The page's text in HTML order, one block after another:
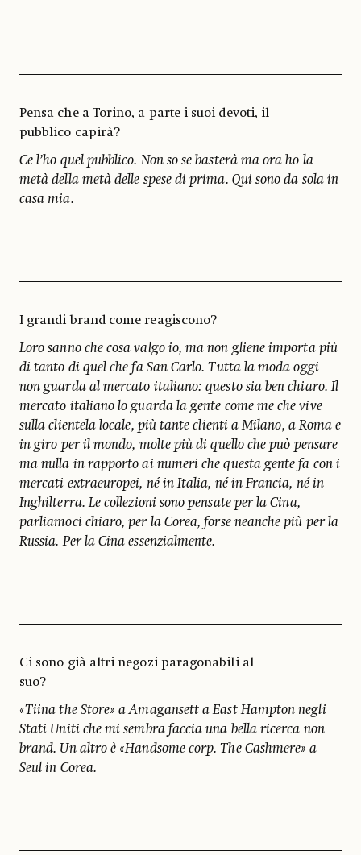
Pensa che a Torino, a parte i suoi devoti, il
pubblico capirà?
Ce l’ho quel pubblico. Non so se basterà ma ora ho la
metà della metà delle spese di prima. Qui sono da sola in
casa mia.
I grandi brand come reagiscono?
Loro sanno che cosa valgo io, ma non gliene importa più
di tanto di quel che fa San Carlo. Tutta la moda oggi
non guarda al mercato italiano: questo sia ben chiaro. Il
mercato italiano lo guarda la gente come me che vive
sulla clientela locale, più tante clienti a Milano, a Roma e
in giro per il mondo, molte più di quello che può pensare
ma nulla in rapporto ai numeri che questa gente fa con i
mercati extraeuropei, né in Italia, né in Francia, né in
Inghilterra. Le collezioni sono pensate per la Cina,
parliamoci chiaro, per la Corea, forse neanche più per la
Russia. Per la Cina essenzialmente.
Ci sono già altri negozi paragonabili al
suo?
«Tiina the Store» a Amagansett a East Hampton negli
Stati Uniti che mi sembra faccia una bella ricerca non
brand. Un altro è «Handsome corp. The Cashmere» a
Seul in Corea.